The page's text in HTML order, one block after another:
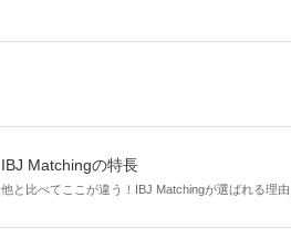
IBJ Matchingの特長
他と比べてここが違う！IBJ Matchingが選ばれる理